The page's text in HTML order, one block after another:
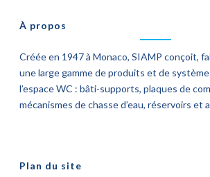
À propos
Créée en 1947 à Monaco, SIAMP conçoit,
une large gamme de produits et de
l’espace WC : bâti-supports, plaques de
mécanismes de chasse d’eau, réservoirs et
Plan du site